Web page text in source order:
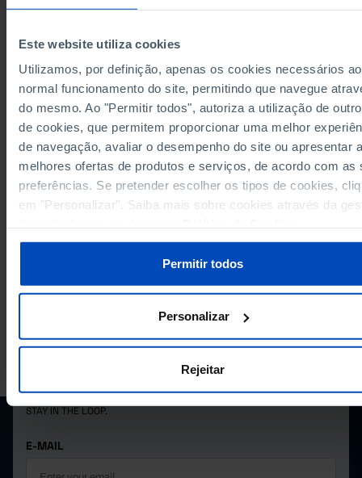
Este website utiliza cookies
Utilizamos, por definição, apenas os cookies necessários ao
normal funcionamento do site, permitindo que navegue
do mesmo. Ao "Permitir todos", autoriza a utilização de
de cookies, que permitem proporcionar uma melhor
de navegação, avaliar o desempenho do site ou apresentar
melhores ofertas de produtos e serviços, de acordo com as
preferências. Se pretender escolher os tipos de cookies,
em "Personalizar". Saiba mais sobre cookies através da
Permitir todos
Personalizar
Rejeitar
Sources/Entities: Azores Government, PORDATA
Last updated: 2024-02-05
RELATED
Votes in the elections for the Legislative Assembly of the Autonomous
the Azores: total, valid, blank and null in Portugal
coalition in Portugal
PORDATA IS A PROJECT OF THE FUNDAÇÃO FRANCISCO MANUEL DOS
STAY IN THE LOOP.
E-MAIL